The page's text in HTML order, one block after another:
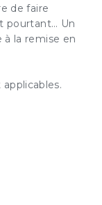
de faire
pourtant… Un
la remise en